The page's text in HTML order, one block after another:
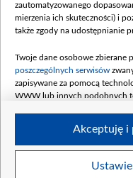
Data
kwiecień 180
czerwca 90
4 sierpnia 250
zautomatyzowanego
mierzenia ich skuteczności) i
także zgody na udostępnianie
Twoje dane osobowe zbierane
poszczególnych serwisów
zapisywane za pomocą
WWW lub innych podobnych
Twoje dane osobowe zbierane
Akceptuję i